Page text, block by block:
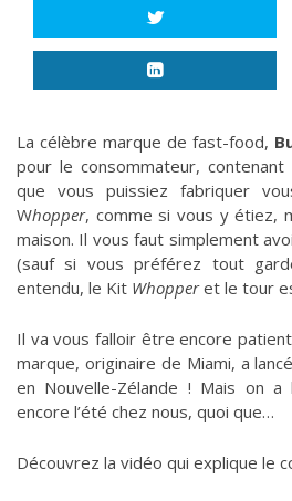
La célèbre marque de fast-food,
pour le consommateur,
que vous puissiez fabriquer
Whopper, comme si vous y étiez,
maison. Il vous faut simplement
(sauf si vous préférez tout
entendu, le Kit Whopperet le tour
Il va vous falloir être encore
marque, originaire de Miami, a
en Nouvelle-Zélande ! Mais on
encore l’été chez nous, quoi que…
Découvrez la vidéo qui explique le